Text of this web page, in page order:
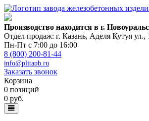
Производство находится в г.
Отдел продаж: г. Казань, Аделя Кутуя ул.,
Пн-Пт с 7:00 до 16:00
8 (800) 200-81-44
info@plitapb.ru
Заказать звонок
Корзина
0 позиций
0 руб.